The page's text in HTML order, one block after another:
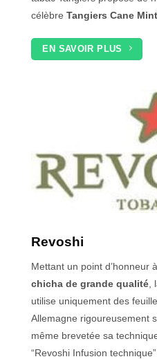
célèbre Tangiers Cane Mint
EN SAVOIR PLUS
Revoshi
Mettant un point d’honneur
chicha de grande qualité
utilise uniquement des
Allemagne rigoureusement
même brevetée sa
“Revoshi Infusion